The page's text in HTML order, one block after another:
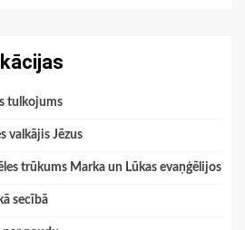
tulkojums
valkājis Jēzus
trūkums Marka un Lūkas evaņģēlijos
secībā